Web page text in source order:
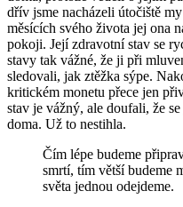
dřív jsme nacházeli útočiště
měsících svého života jej ona
pokoji. Její zdravotní stav se
stavy tak vážné, že ji při
sledovali, jak ztěžka sýpe.
kritickém monetu přece jen př
stav je vážný, ale doufali, že
doma. Už to nestihla.
Čím lépe budeme
smrtí, tím větší budeme
světa jednou odejdeme.